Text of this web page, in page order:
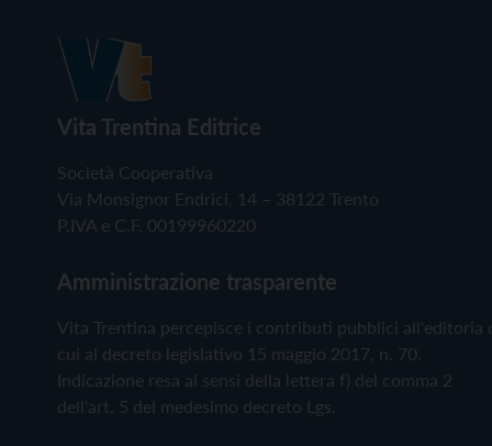
Vita Trentina Editrice
Società Cooperativa
Via Monsignor Endrici, 14 – 38122 Trento
P.IVA e C.F. 00199960220
Amministrazione trasparente
Vita Trentina percepisce i contributi pubblici all'editoria
cui al decreto legislativo 15 maggio 2017, n. 70.
Indicazione resa ai sensi della lettera f) del comma 2
dell'art. 5 del medesimo decreto Lgs.